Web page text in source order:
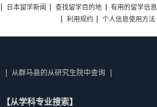
日本留学新闻 查找留学目的地 有用的留学信息
利用规约
个人信息使用方法
从群马县的从研究生院中查询
【从学科专业搜索】